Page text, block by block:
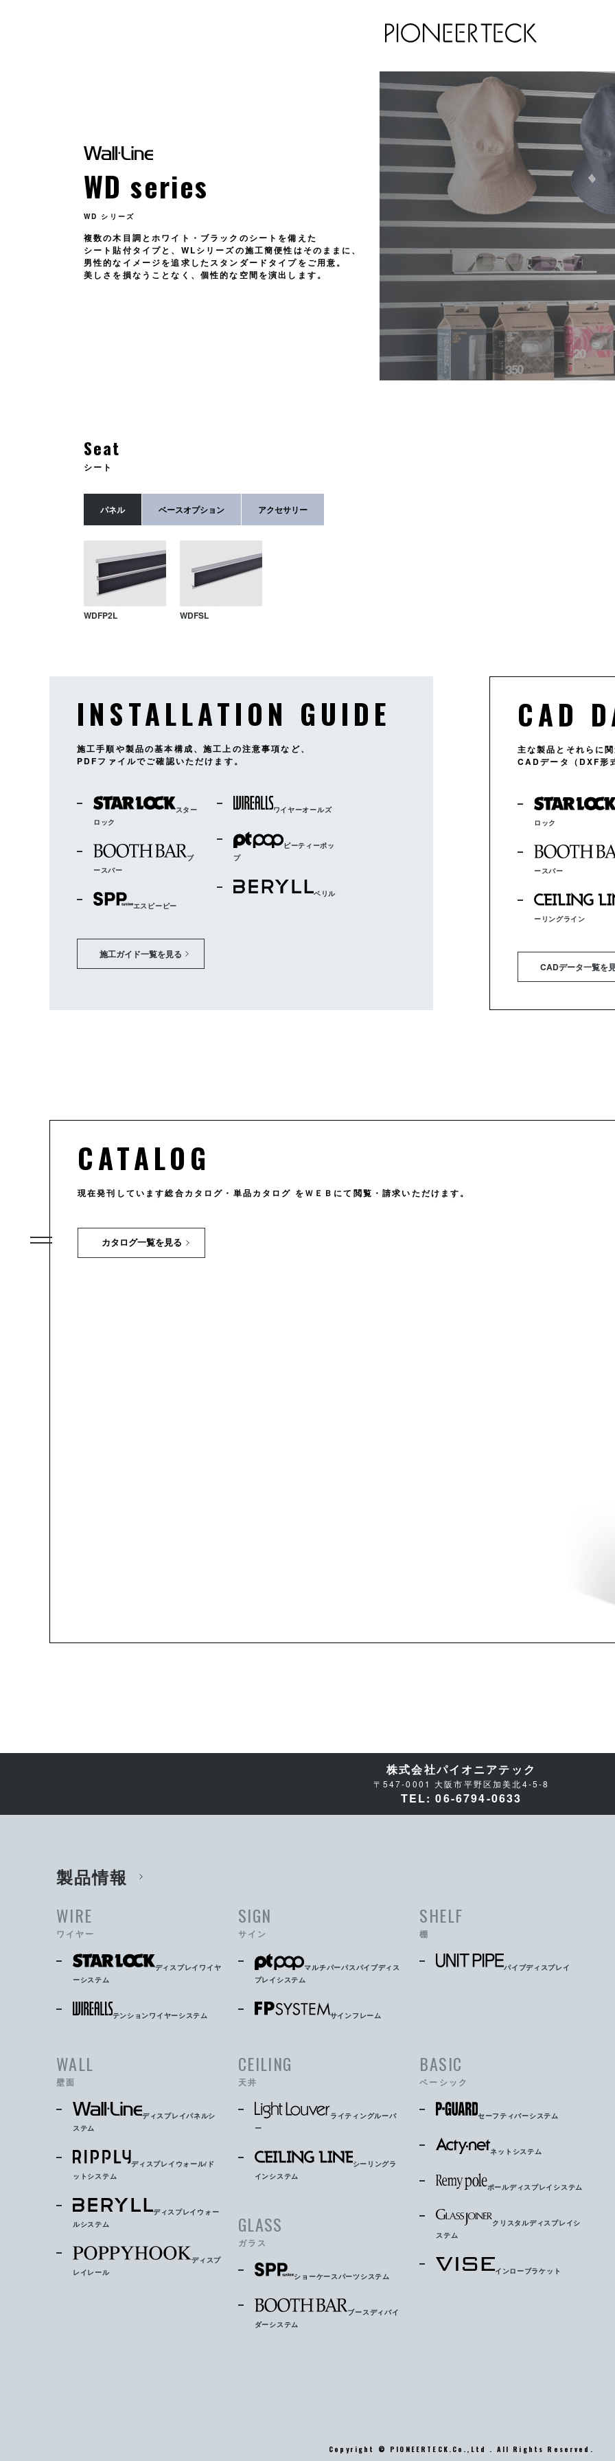
WD series
WD シリーズ
複数の木目調とホワイト・ブラックのシートを備えた
シート貼付タイプと、WLシリーズの施工簡便性はそのままに、
男性的なイメージを追求したスタンダードタイプをご用意。
美しさを損なうことなく、個性的な空間を演出します。
Seat
シート
パネル
WDFP2L WDFSL
ベースオプション アクセサリー
WD-F11
INSTALLATION GUIDE
施工手順や製品の基本構成、施工上の注意事項など、
PDFファイルでご確認いただけます。
スター
ロック
ブ
ースバー
エスピーピー
ワイヤーオールズ
ピーティーポッ
プ
ベリル
施工ガイド一覧を見る
CAD
主な製品とそれらに
CADデータ（DXF形
ロック
ースバー
ーリングライン
CADデータ一覧を
CATALOG
現在発刊しています総合カタログ・単品カタログ をＷＥＢにて閲覧・請求いただけます。
カタログ一覧を見る
株式会社パイオニアテック
〒547-0001 大阪市平野区加美北4-5-8
TEL: 06-6794-0633
製品情報
WIRE
ワイヤー
ディスプレイワイヤ
ーシステム
テンションワイヤーシステム
SIGN
サイン
マルチパーパスパイプディス
プレイシステム
サインフレーム
SHELF
棚
パイプディスプレイ
WALL
壁面
ディスプレイパネルシ
ステム
ディスプレイウォール/ド
ットシステム
ディスプレイウォー
ルシステム
ディスプ
レイレール
CEILING
天井
ライティングルーバ
ー
シーリングラ
インシステム
GLASS
ガラス
ショーケースパーツシステム
ブースディバイ
ダーシステム
BASIC
ベーシック
セーフティバーシステム
ネットシステム
ポールディスプレイシステム
クリスタルディスプレイシ
ステム
インローブラケット
Copyright © PIONEERTECK.Co.,Ltd . All Rights Reserved.